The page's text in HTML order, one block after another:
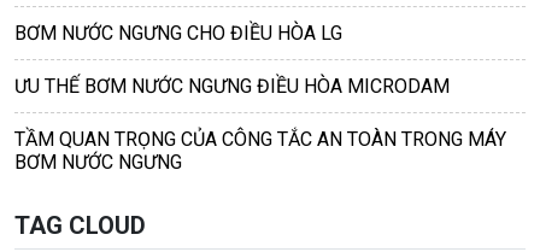
BƠM NƯỚC NGƯNG CHO ĐIỀU HÒA LG
ƯU THẾ BƠM NƯỚC NGƯNG ĐIỀU HÒA MICRODAM
TẦM QUAN TRỌNG CỦA CÔNG TẮC AN TOÀN TRONG MÁY
BƠM NƯỚC NGƯNG
TAG CLOUD